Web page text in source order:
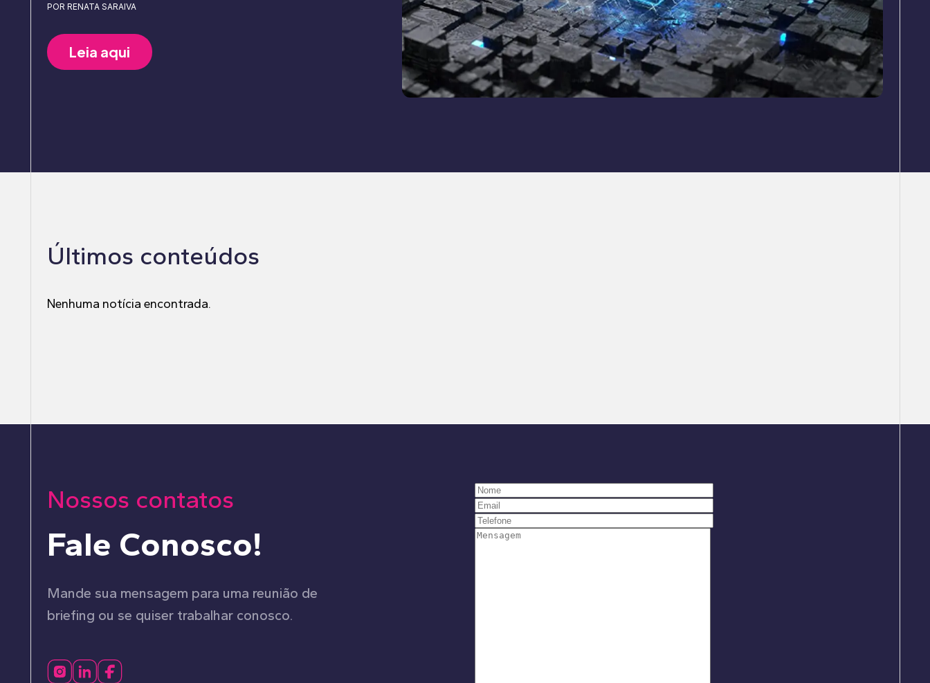
POR RENATA SARAIVA
Leia aqui
Últimos conteúdos
Nenhuma notícia encontrada.
Nossos contatos
Fale Conosco!
Mande sua mensagem para uma reunião de
briefing ou se quiser trabalhar conosco.